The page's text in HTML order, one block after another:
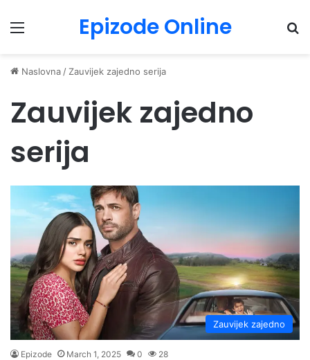
Menu Epizode Online
Naslovna / Zauvijek zajedno serija
Zauvijek zajedno
serija
Zauvijek zajedno
Epizode March 1, 2025 0 28